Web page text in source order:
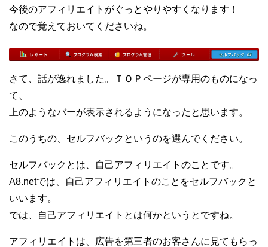
今後のアフィリエイトがぐっとやりやすくなります！
なので覚えておいてくださいね。
さて、話が逸れました。ＴＯＰページが専用のものになっ
て、
上のようなバーが表示されるようになったと思います。
このうちの、セルフバックというのを選んでください。
セルフバックとは、自己アフィリエイトのことです。
A8.netでは、自己アフィリエイトのことをセルフバックと
いいます。
では、自己アフィリエイトとは何かというとですね。
アフィリエイトは、広告を第三者のお客さんに見てもらっ